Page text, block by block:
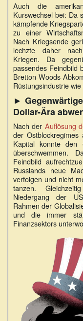
Auch die
Kurswechsel bei: Da
kämpfende
zu einer
Nach Kriegsende
lechzte daher
Kriegen. Da
passendes Feindbild
Bretton-Woods-
Rüstungsindustrie
►
Dollar-Ära
Nach der Auflösung
der
Kapital konnte den
überschwemmen.
Feindbild
Russlands neue
verfolgen und nicht
tanzen.
Niedergang der
Rahmen der
und die immer
Finanzsektors